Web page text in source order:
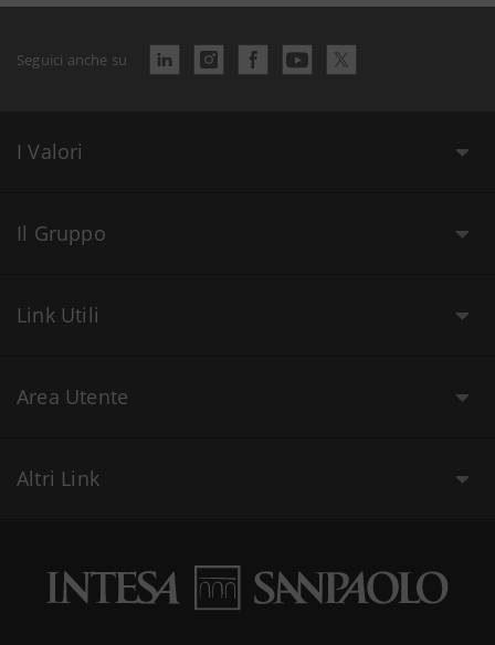
Seguici anche su
I Valori
Il Gruppo
Link Utili
Area Utente
Altri Link